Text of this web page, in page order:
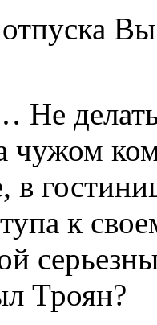
Не
чужом
в
к
Троян?